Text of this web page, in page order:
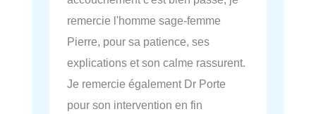
remercie l'homme sage-femme
Pierre, pour sa patience, ses
explications et son calme rassurent.
Je remercie également Dr Porte
pour son intervention en fin